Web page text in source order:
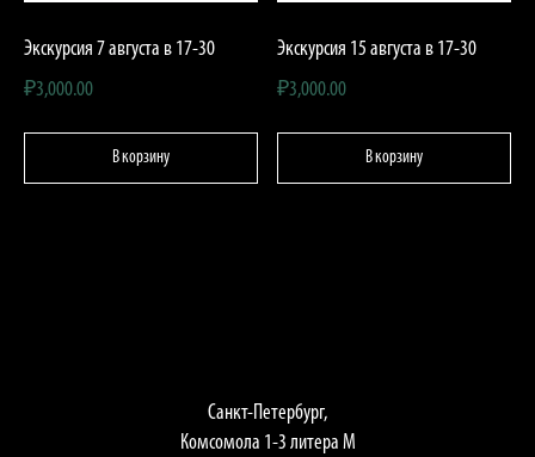
Экскурсия 7 августа в 17-30
₽3,000.00
В корзину
Экскурсия 15 августа в 17-30
₽3,000.00
В корзину
Санкт-Петербург,
Комсомола 1-3 литера М